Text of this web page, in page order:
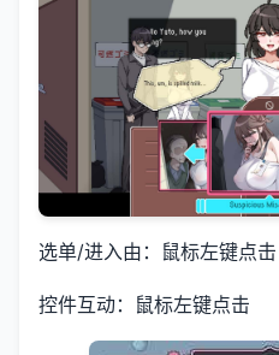
选单/进入由：鼠标左键点击
控件互动：鼠标左键点击